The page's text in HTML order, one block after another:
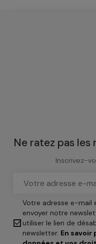
Ne ratez pas les
Inscrivez-

Votre adresse e-mail
envoyer notre
utiliser le lien de
newsletter. En savoir